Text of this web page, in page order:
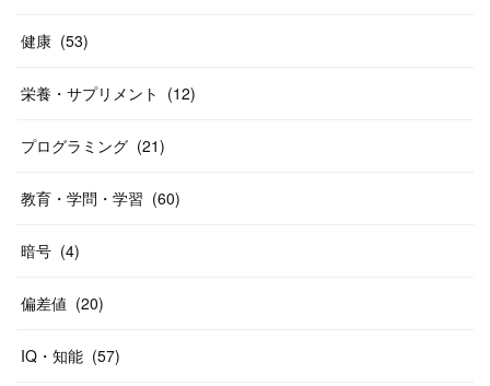
健康 (53)
栄養・サプリメント (12)
プログラミング (21)
教育・学問・学習 (60)
暗号 (4)
偏差値 (20)
IQ・知能 (57)